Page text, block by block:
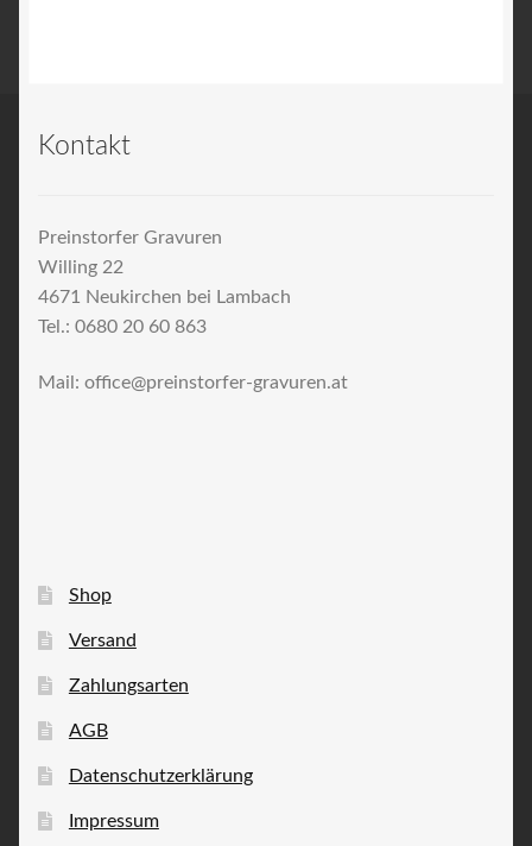
Kontakt
Preinstorfer Gravuren
Willing 22
4671 Neukirchen bei Lambach
Tel.: 0680 20 60 863
Mail: office@preinstorfer-gravuren.at
Shop
Versand
Zahlungsarten
AGB
Datenschutzerklärung
Impressum